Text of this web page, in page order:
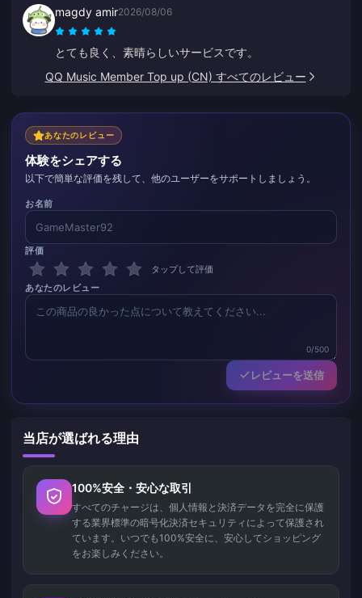
magdy amir2026/08/06
とても良く、素晴らしいサービスです。
QQ Music Member Top up (CN) すべてのレビュー
あなたのレビュー
体験をシェアする
以下で簡単な評価を残して、他のユーザーをサポートしましょう。
お名前
評価
タップして評価
あなたのレビュー
0/500
レビューを送信
当店が選ばれる理由
100%安全・安心な取引
すべてのチャージは、個人情報と決済データを完全に保護
する業界標準の暗号化決済セキュリティによって保護され
ています。いつでも100%安全に、安心してショッピング
をお楽しみください。